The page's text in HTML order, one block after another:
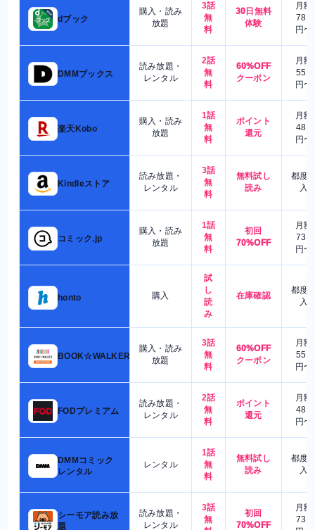
dブック
購入・読み
放題
3話
無
料
30日無料
体験
月額
780
円〜
DMMブックス
読み放題・
レンタル
2話
無
料
60%OFF
クーポン
月額
550
円〜
楽天Kobo
購入・読み
放題
1話
無
料
ポイント
還元
月額
480
円〜
Kindleストア
読み放題・
レンタル
3話
無
料
無料試し
読み
都度
入
コミック.jp
購入・読み
放題
1話
無
料
初回
70%OFF
月額
730
円〜
honto 購入
試
し
読
み
在庫確認
都度
入
BOOK☆WALKER
購入・読み
放題
3話
無
料
60%OFF
クーポン
月額
550
円〜
FODプレミアム
読み放題・
レンタル
2話
無
料
ポイント
還元
月額
480
円〜
DMMコミック
レンタル
レンタル
1話
無
料
無料試し
読み
都度
入
シーモア読み放
題
読み放題・
レンタル
3話
無
初回
70%OFF
月額
730